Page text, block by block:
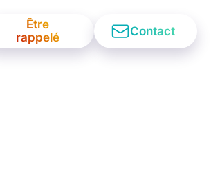
Être
rappelé
Contact